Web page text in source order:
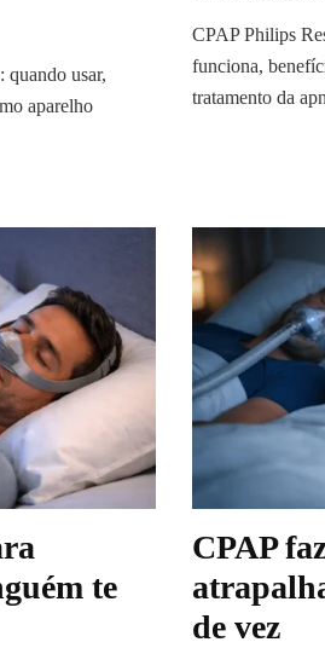
quando usar,
aparelho
CPAP Philips
funciona,
tratamento da
te
CPAP
de vez